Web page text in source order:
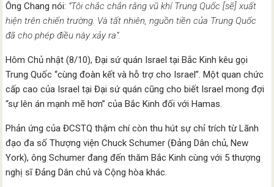
Ông Chang nói: “Tôi chắc chắn rằng vũ khí Trung Quốc [sẽ] xuất
hiện trên chiến trường. Và tất nhiên, nguồn tiền của Trung Quốc
đã cho phép điều này xảy ra”.
Hôm Chủ nhật (8/10), Đại sứ quán Israel tại Bắc Kinh kêu gọi
Trung Quốc “cùng đoàn kết và hỗ trợ cho Israel”. Một quan chức
cấp cao của Israel tại Đại sứ quán cũng cho biết Israel mong đợi
“sự lên án mạnh mẽ hơn” của Bắc Kinh đối với Hamas.
Phản ứng của ĐCSTQ thậm chí còn thu hút sự chỉ trích từ Lãnh
đạo đa số Thượng viện Chuck Schumer (Đảng Dân chủ, New
York), ông Schumer đang đến thăm Bắc Kinh cùng với 5 thượng
nghị sĩ Đảng Dân chủ và Cộng hòa khác.